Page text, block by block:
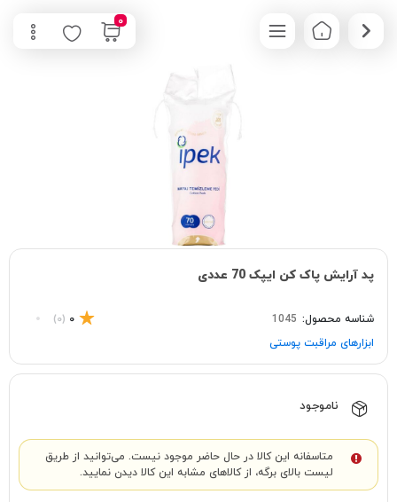
0
پد آرایش پاک کن ایپک 70 عددی
شناسه محصول: 1045
0
(0)
ابزارهای مراقبت پوستی
ناموجود
متاسفانه این کالا در حال حاضر موجود نیست. می‌توانید از طریق
لیست بالای برگه، از کالاهای مشابه این کالا دیدن نمایید.